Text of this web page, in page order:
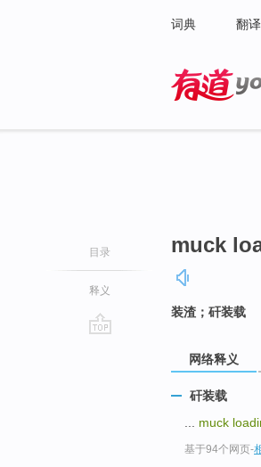
词典 翻译
目录
释义
muck
装渣；矸装载
网络释义
矸装载
muck
基于94个网页-